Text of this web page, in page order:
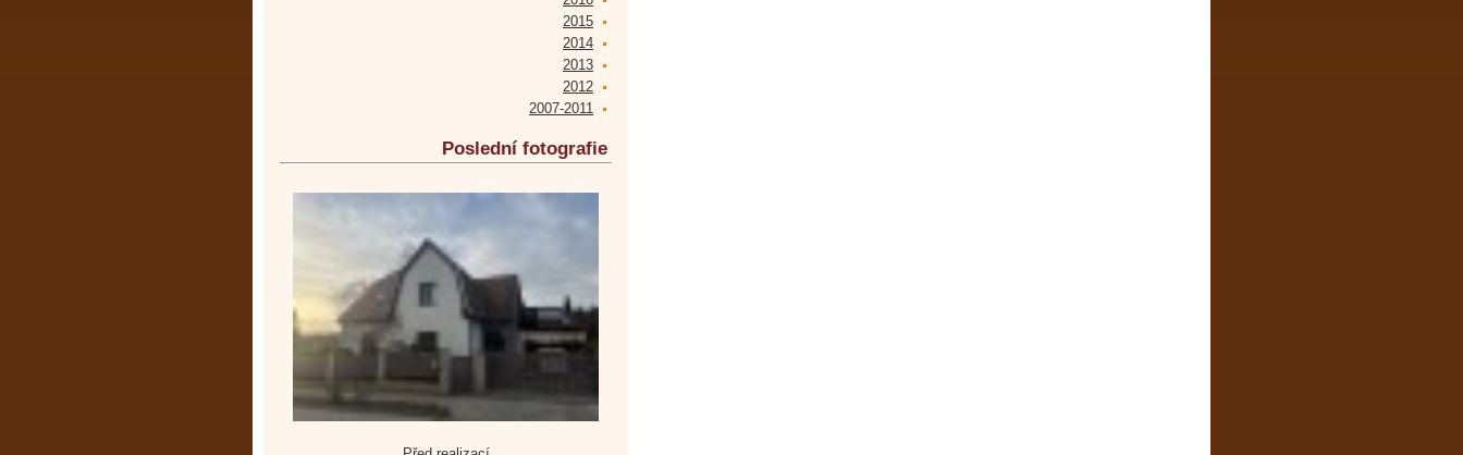
2015
2014
2013
2012
2007-2011
Poslední fotografie